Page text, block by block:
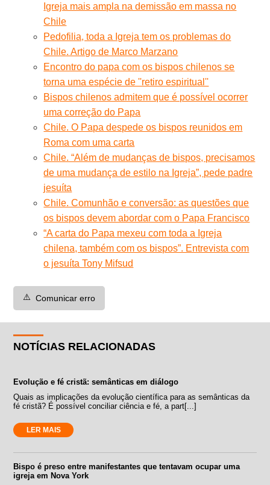
Igreja mais ampla na demissão em massa no
Chile
Pedofilia, toda a Igreja tem os problemas do
Chile. Artigo de Marco Marzano
Encontro do papa com os bispos chilenos se
torna uma espécie de ''retiro espiritual''
Bispos chilenos admitem que é possível ocorrer
uma correção do Papa
Chile. O Papa despede os bispos reunidos em
Roma com uma carta
Chile. “Além de mudanças de bispos, precisamos
de uma mudança de estilo na Igreja”, pede padre
jesuíta
Chile. Comunhão e conversão: as questões que
os bispos devem abordar com o Papa Francisco
“A carta do Papa mexeu com toda a Igreja
chilena, também com os bispos”. Entrevista com
o jesuíta Tony Mifsud
⚠️ Comunicar erro
NOTÍCIAS RELACIONADAS
Evolução e fé cristã: semânticas em diálogo
Quais as implicações da evolução científica para as semânticas da
fé cristã? É possível conciliar ciência e fé, a part[...]
LER MAIS
Bispo é preso entre manifestantes que tentavam ocupar uma
igreja em Nova York